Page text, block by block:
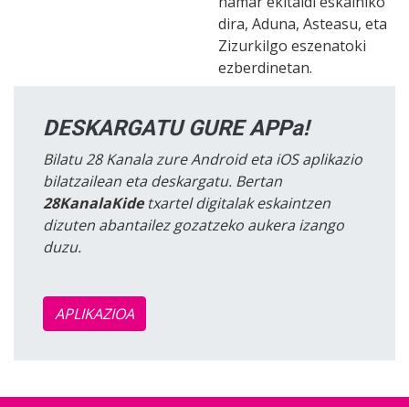
dira, Aduna, Asteasu, eta
Zizurkilgo eszenatoki
ezberdinetan.
DESKARGATU GURE APPa!
Bilatu 28 Kanala zure Android eta iOS aplikazio
bilatzailean eta deskargatu. Bertan
28KanalaKidetxartel digitalak eskaintzen
dizuten abantailez gozatzeko aukera izango
duzu.
APLIKAZIOA